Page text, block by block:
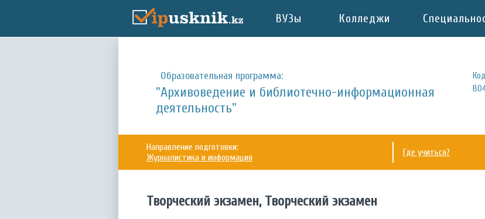
ВУЗы Колледжи
Образовательная программа:
"Архивоведение и библиотечно-информационная
деятельность"
Направление подготовки:
Журналистика и информация
Где учиться?
Творческий экзамен, Творческий экзамен